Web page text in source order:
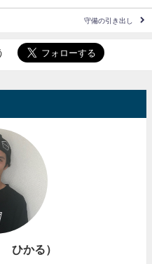
守備の引き出し
かる）